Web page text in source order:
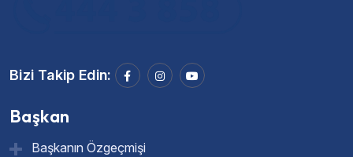
Bizi Takip Edin:
Başkan
Başkanın Özgeçmişi